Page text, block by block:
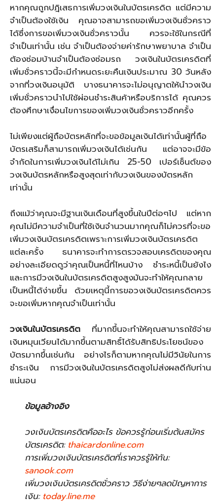
หากคุณถูกปฎิเสธการเพิ่มวงเงินในบัตรเครดิต แต่มีความ
จำเป็นต้องใช้เงิน คุณอาจสามารถขอเพิ่มวงเงินชั่วคราว
ได้ซึ่งการขอเพิ่มวงเงินชั่วคราวนั้น ควรจะใช้ในกรณีที่
จำเป็นเท่านั้น เช่น จำเป็นต้องจ่ายค่ารักษาพยาบาล จำเป็น
ต้องซ่อมบ้านจำเป็นต้องซ่อมรถ วงเงินในบัตรเครดิตที่
เพิ่มชั่วคราวนี้จะมีกำหนดระยะคืนเงินประมาณ 30 วันหลัง
จากที่วงเงินอนุมัติ บางธนาคารจะไม่อนุญาตให้นำวงเงิน
เพิ่มชั่วคราวนำไปใช้ผ่อนชำระสินค้าหรือบริการได้ คุณควร
ต้องศึกษาเงื่อนไขการของเพิ่มวงเงินชั่วคราวอีกครั้ง
ไม่เพียงแต่ผู้ถือบัตรหลักที่จะขอข้อมูลเงินได้เท่านั้นผู้ที่ถือ
บัตรเสริมก็สามารถเพิ่มวงเงินได้เช่นกัน แต่อาจจะมีข้อ
จำกัดในการเพิ่มวงเงินได้ไม่เกิน 25-50 เปอร์เซ็นต์ของ
วงเงินบัตรหลักหรือสูงสุดเท่ากับวงเงินของบัตรหลัก
เท่านั้น
ถึงแม้ว่าคุณจะมีฐานเงินเดือนที่สูงขึ้นในปีต่อๆไป แต่หาก
คุณไม่มีความจำเป็นที่ใช้เงินจำนวนมากคุณก็ไม่ควรที่จะขอ
เพิ่มวงเงินบัตรเครดิตเพราะการเพิ่มวงเงินบัตรเครดิต
แต่ละครั้ง ธนาคารจะทำการตรวจสอบเครดิตของคุณ
อย่างละเอียดดูว่าคุณเป็นหนี้ที่ไหนบ้าง ชำระหนี้เป็นยังไง
และการมีวงเงินในบัตรเครดิตสูงสูงมันจะทำให้คุณกลาย
เป็นหนี้ได้ง่ายขึ้น ด้วยเหตุนี้การขอวงเงินบัตรเครดิตควร
จะขอเพิ่มหากคุณจำเป็นเท่านั้น
วงเงินในบัตรเครดิต ที่มากขึ้นจะทำให้คุณสามารถใช้จ่าย
เงินหมุนเวียนได้มากขึ้นตามสิทธิ์ได้รับสิทธิประโยชน์ของ
บัตรมากขึ้นเช่นกัน อย่างไรก็ตามหากคุณไม่มีวินัยในการ
ชำระเงิน การมีวงเงินในบัตรเครดิตสูงไม่ส่งผลดีกับท่าน
แน่นอน
ข้อมูลอ้างอิง
วงเงินบัตรเครดิตคืออะไร ข้อควรรู้ก่อนเริ่มต้นสมัคร
บัตรเครดิต: thaicardonline.com
การเพิ่มวงเงินบัตรเครดิตที่เราควรรู้ให้ทัน:
sanook.com
เพิ่มวงเงินบัตรเครดิตชั่วคราว วิธีง่ายๆลดปัญหาการ
เงิน: today.line.me